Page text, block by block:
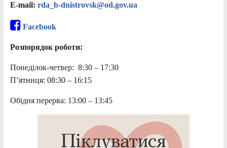
E-mail: rda_b-dnistrovsk@od.gov.ua
Facebook
Розпорядок роботи:
Понеділок-четвер: 8:30 – 17:30
П’ятниця: 08:30 – 16:15
Обідня перерва: 13:00 – 13:45